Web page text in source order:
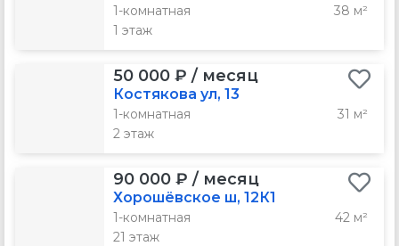
1-комнатная
38 м²
1 этаж
50 000 ₽ / месяц
Костякова ул, 13
1-комнатная
31 м²
2 этаж
90 000 ₽ / месяц
Хорошёвское ш, 12К1
1-комнатная
42 м²
21 этаж